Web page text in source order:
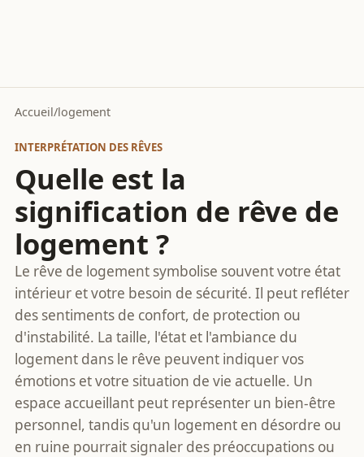
Accueil/logement
INTERPRÉTATION DES RÊVES
Quelle est la
signification de rêve de
logement ?
Le rêve de logement symbolise souvent votre état
intérieur et votre besoin de sécurité. Il peut refléter
des sentiments de confort, de protection ou
d'instabilité. La taille, l'état et l'ambiance du
logement dans le rêve peuvent indiquer vos
émotions et votre situation de vie actuelle. Un
espace accueillant peut représenter un bien-être
personnel, tandis qu'un logement en désordre ou
en ruine pourrait signaler des préoccupations ou